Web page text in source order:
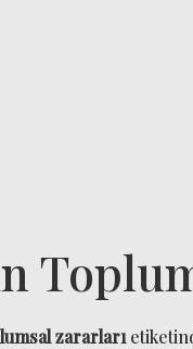
zararları